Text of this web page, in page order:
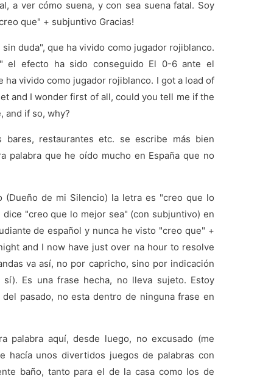
a ver cómo suena, y con sea suena fatal. Soy
que" + subjuntivo Gracias!
duda", que ha vivido como jugador rojiblanco.
el efecto ha sido conseguido El 0-6 ante el
ha vivido como jugador rojiblanco. I got a load of
and I wonder first of all, could you tell me if the
and if so, why?
restaurantes etc. se escribe más bien
palabra que he oído mucho en España que no
(Dueño de mi Silencio) la letra es "creo que lo
"creo que lo mejor sea" (con subjuntivo) en
de español y nunca he visto "creo que" +
and I now have just over na hour to resolve
va así, no por capricho, sino por indicación
Es una frase hecha, no lleva sujeto. Estoy
pasado, no esta dentro de ninguna frase en
palabra aquí, desde luego, no excusado (me
hacía unos divertidos juegos de palabras con
baño, tanto para el de la casa como los de